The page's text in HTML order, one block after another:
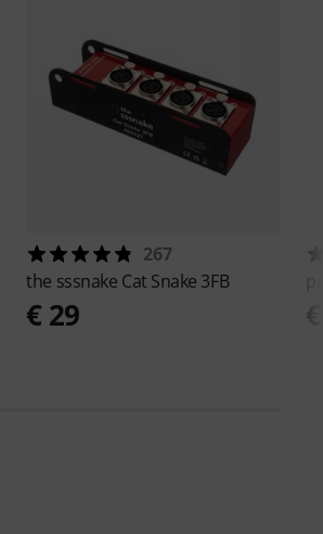
267
the sssnake Cat Snake 3FB
€ 29